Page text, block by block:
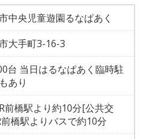
中央児童遊園るなぱあく
大手町3-16-3
台 当日はるなぱあく臨時駐
あり
前橋駅より約10分[公共交
前橋駅よりバスで約10分